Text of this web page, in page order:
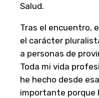
Salud.
Tras el encuentro,
el carácter
a personas de
Toda mi vida
he hecho desde
importante porque